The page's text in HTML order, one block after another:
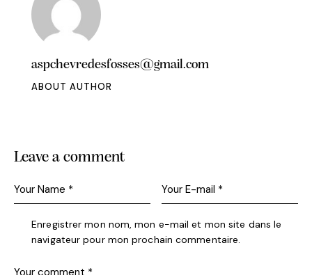
aspchevredesfosses@gmail.com
ABOUT AUTHOR
Leave a comment
Enregistrer mon nom, mon e-mail et mon site dans le
navigateur pour mon prochain commentaire.